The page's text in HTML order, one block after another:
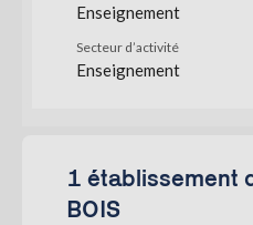
Enseignement
Secteur d’activité
Enseignement
1 établissement
BOIS